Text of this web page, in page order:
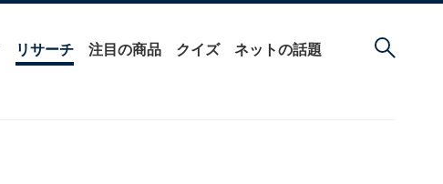
リサーチ 注目の商品 クイズ ネットの話題